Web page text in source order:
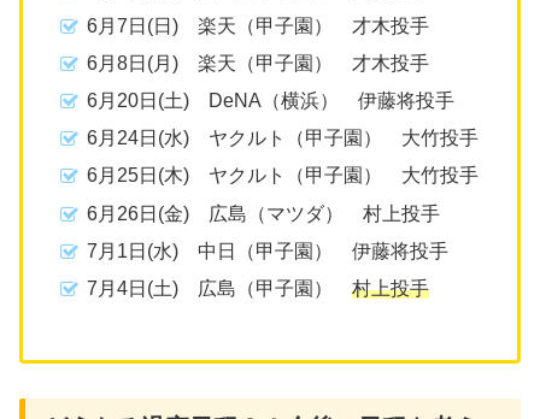
6月7日(日) 楽天（甲子園） 才木投手
6月8日(月) 楽天（甲子園） 才木投手
6月20日(土) DeNA（横浜） 伊藤将投手
6月24日(水) ヤクルト（甲子園） 大竹投手
6月25日(木) ヤクルト（甲子園） 大竹投手
6月26日(金) 広島（マツダ） 村上投手
7月1日(水) 中日（甲子園） 伊藤将投手
7月4日(土) 広島（甲子園）村上投手